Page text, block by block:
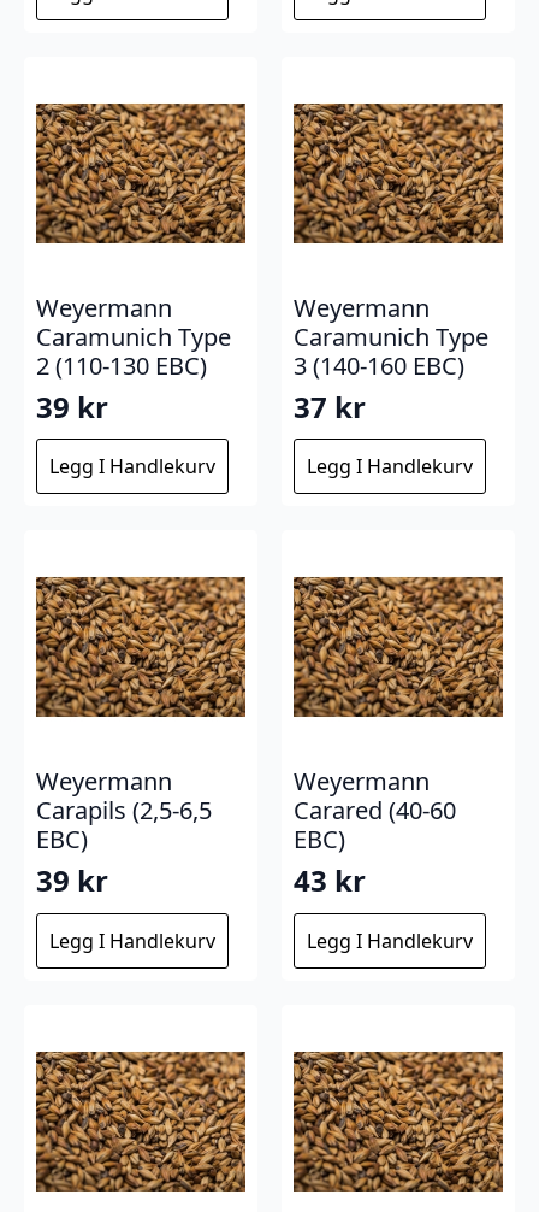
Weyermann
Caramunich Type
2 (110-130 EBC)
39 kr
Legg I Handlekurv
Weyermann
Caramunich Type
3 (140-160 EBC)
37 kr
Legg I Handlekurv
Weyermann
Carapils (2,5-6,5
EBC)
39 kr
Legg I Handlekurv
Weyermann
Carared (40-60
EBC)
43 kr
Legg I Handlekurv